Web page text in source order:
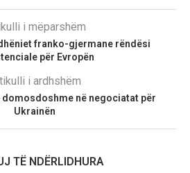
i mëparshëm
franko-gjermane rëndësi
për Evropën
i ardhshëm
domosdoshme në negociatat për
Ukrainën
TË NDËRLIDHURA